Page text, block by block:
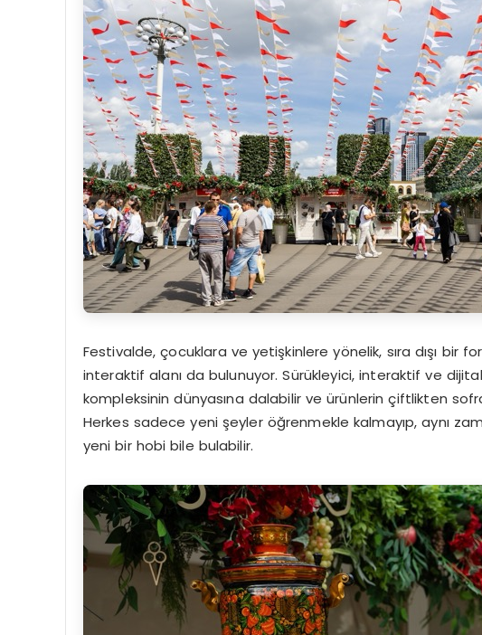
Festivalde, çocuklara ve yetişkinlere yönelik, sıra dışı bir
interaktif alanı da bulunuyor. Sürükleyici, interaktif ve
kompleksinin dünyasına dalabilir ve ürünlerin çiftlikten
Herkes sadece yeni şeyler öğrenmekle kalmayıp, aynı
yeni bir hobi bile bulabilir.